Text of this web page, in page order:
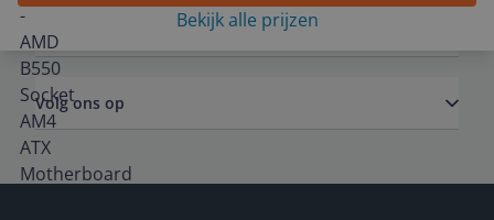
Bekijk alle prijzen
Volg ons op